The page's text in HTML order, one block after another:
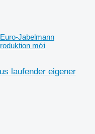
Jabelmann
mới
laufender eigener